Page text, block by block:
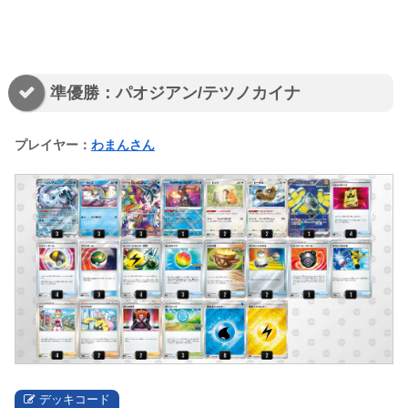
準優勝：パオジアン/テツノカイナ
プレイヤー： わまんさん
デッキコード